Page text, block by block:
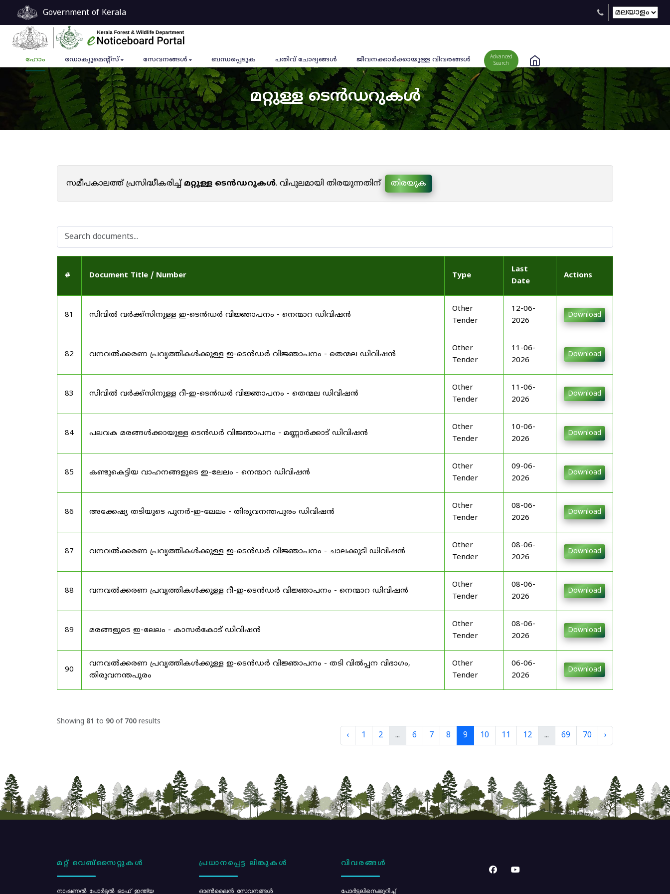
Government of Kerala
ഹോം ഡോക്യുമെൻ്റ്സ് സേവനങ്ങൾ ബന്ധപ്പെടുക പതിവ് ചോദ്യങ്ങൾ ജീവനക്കാര്‍ക്കായുള്ള വിവരങ്ങള്‍
Advanced
Search
മറ്റുള്ള ടെൻഡറുകൾ
സമീപകാലത്ത് പ്രസിദ്ധീകരിച്ച്മറ്റുള്ള ടെൻഡറുകൾ. വിപുലമായി തിരയുന്നതിന് തിരയുക
# Document Title / Number Type
Last
Date
Actions
81 സിവിൽ വർക്ക്സിനുള്ള ഇ-ടെൻഡർ വിജ്ഞാപനം - നെന്മാറ ഡിവിഷൻ
Other
Tender
12-06-
2026
Download
82 വനവൽക്കരണ പ്രവൃത്തികൾക്കുള്ള ഇ-ടെൻഡർ വിജ്ഞാപനം - തെന്മല ഡിവിഷൻ
Other
Tender
11-06-
2026
Download
83 സിവിൽ വർക്ക്സിനുള്ള റീ-ഇ-ടെൻഡർ വിജ്ഞാപനം - തെന്മല ഡിവിഷൻ
Other
Tender
11-06-
2026
Download
84 പലവക മരങ്ങൾക്കായുള്ള ടെൻഡർ വിജ്ഞാപനം - മണ്ണാർക്കാട് ഡിവിഷൻ
Other
Tender
10-06-
2026
Download
85 കണ്ടുകെട്ടിയ വാഹനങ്ങളുടെ ഇ-ലേലം - നെന്മാറ ഡിവിഷൻ
Other
Tender
09-06-
2026
Download
86 അക്കേഷ്യ തടിയുടെ പുനർ-ഇ-ലേലം - തിരുവനന്തപുരം ഡിവിഷൻ
Other
Tender
08-06-
2026
Download
87 വനവൽക്കരണ പ്രവൃത്തികൾക്കുള്ള ഇ-ടെൻഡർ വിജ്ഞാപനം - ചാലക്കുടി ഡിവിഷൻ
Other
Tender
08-06-
2026
Download
88 വനവൽക്കരണ പ്രവൃത്തികൾക്കുള്ള റീ-ഇ-ടെൻഡർ വിജ്ഞാപനം - നെന്മാറ ഡിവിഷൻ
Other
Tender
08-06-
2026
Download
89 മരങ്ങളുടെ ഇ-ലേലം - കാസർകോട് ഡിവിഷൻ
Other
Tender
08-06-
2026
Download
90
വനവൽക്കരണ പ്രവൃത്തികൾക്കുള്ള ഇ-ടെൻഡർ വിജ്ഞാപനം - തടി വിൽപ്പന വിഭാഗം,
തിരുവനന്തപുരം
Other
Tender
06-06-
2026
Download
Showing 81 to 90 of 700 results
‹ 1 2 ... 6 7 8 9 10 11 12 ... 69 70 ›
മറ്റ് വെബ്സൈറ്റുകൾ
നാഷണൽ പോർട്ടൽ ഓഫ് ഇന്ത്യ
പ്രധാനപ്പെട്ട ലിങ്കുകൾ
ഓൺലൈൻ സേവനങ്ങൾ
വിവരങ്ങൾ
പോര്‍ട്ടലിനെക്കുറിച്ച്